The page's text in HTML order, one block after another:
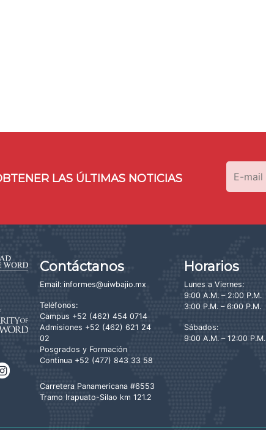
LAS ÚLTIMAS NOTICIAS
Contáctanos
Email: informes@uiwbajio.mx
Teléfonos:
Campus +52 (462) 454 0714
Admisiones +52 (462) 621 24
02
Posgrados y Formación
Continua +52 (477) 843 33 58
Carretera Panamericana #6553
Tramo Irapuato-Silao km 121.2
Horarios
Lunes a Viernes:
9:00 A.M. – 2:00 P.M.
3:00 P.M. – 6:00 P.M.
Sábados:
9:00 A.M. – 12:00 P.M.